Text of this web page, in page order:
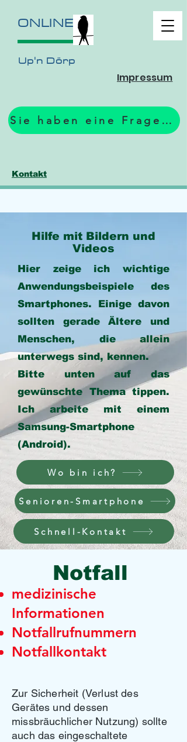
ONLINE
Up'n Dörp
Sie haben eine Frage? Zum Formular.
Impressum
Kontakt
Hilfe mit Bildern und
Videos
Hier zeige ich wichtige
Anwendungsbeispiele des
Smartphones. Einige davon
sollten gerade Ältere und
Menschen, die allein
unterwegs sind, kennen.
Bitte unten auf das
gewünschte Thema tippen.
Ich arbeite mit einem
Samsung-Smartphone
(Android).
Wo bin ich?
Senioren-Smartphone
Schnell-Kontakt
Notfall
medizinische
Informationen
​Notfallrufnummern
Notfallkontakt
Zur Sicherheit (Verlust des
Gerätes und dessen
missbräuchlicher Nutzung) sollte
auch das eingeschaltete